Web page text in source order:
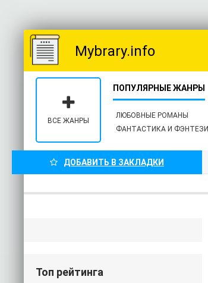
Mybrary.info
ЛЮБОВНЫЕ РОМАНЫ
ФАНТАСТИКА И ФЭНТЕЗИ
ВСЕ ЖАНРЫ
ДОБАВИТЬ В ЗАКЛАДКИ
Топ рейтинга